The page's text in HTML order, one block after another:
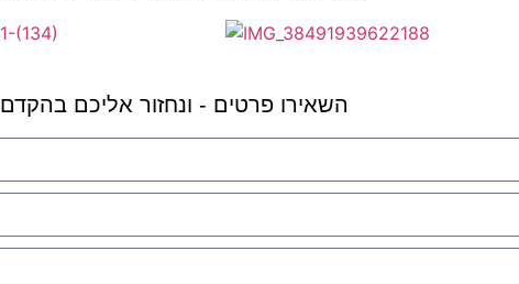
השאירו פרטים - ונחזור אליכם בהקדם